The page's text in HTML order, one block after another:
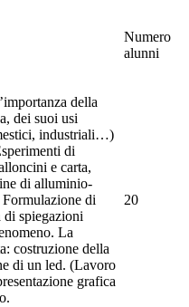
Numero
alunni
della
dei suoi usi
industriali…)
di
e carta,
di alluminio-
di
di spiegazioni
La
costruzione della
di un led. (Lavoro
grafica
20